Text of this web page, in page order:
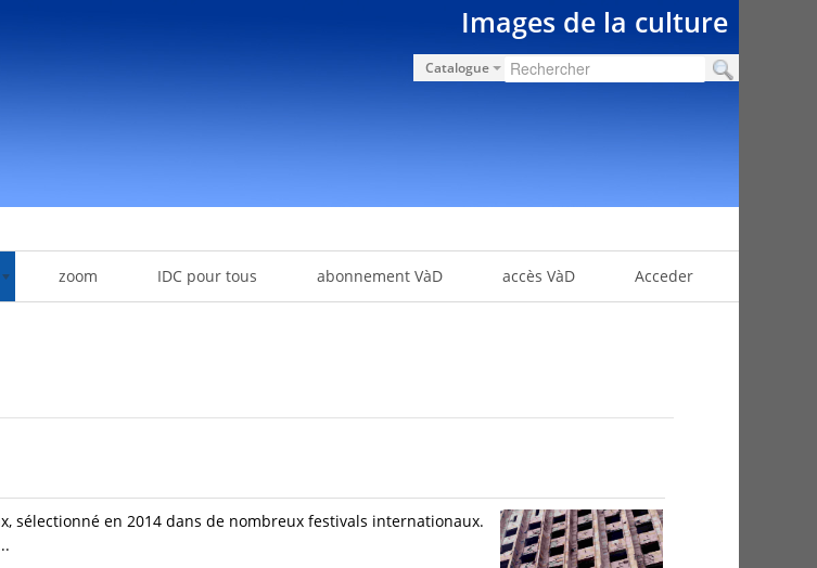
Images de la culture
Catalogue
zoom IDC pour tous abonnement VàD accès VàD Acceder
sélectionné en 2014 dans de nombreux festivals internationaux.